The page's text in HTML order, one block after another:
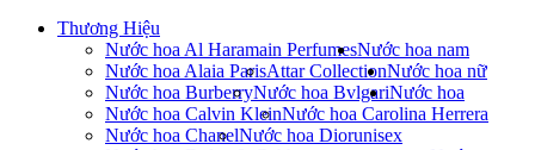
Thương Hiệu
Nước hoa Al Haramain Perfumes
Nước hoa Alaia ParisAttar Collection
Nước hoa BurberryNước hoa Bvlgari
Nước hoa Calvin KleinNước hoa Carolina Herrera
Nước hoa ChanelNước hoa Dior
Nước hoa nam
Nước hoa nữ
Nước hoa
unisex